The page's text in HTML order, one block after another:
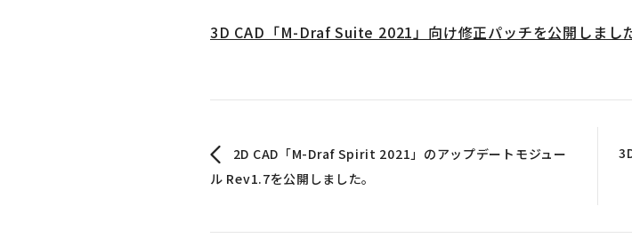
3D CAD「M-Draf Suite 2021」向け修正パッチを公開しました
2D CAD「M-Draf Spirit 2021」のアップデートモジュー
ル Rev1.7を公開しました。